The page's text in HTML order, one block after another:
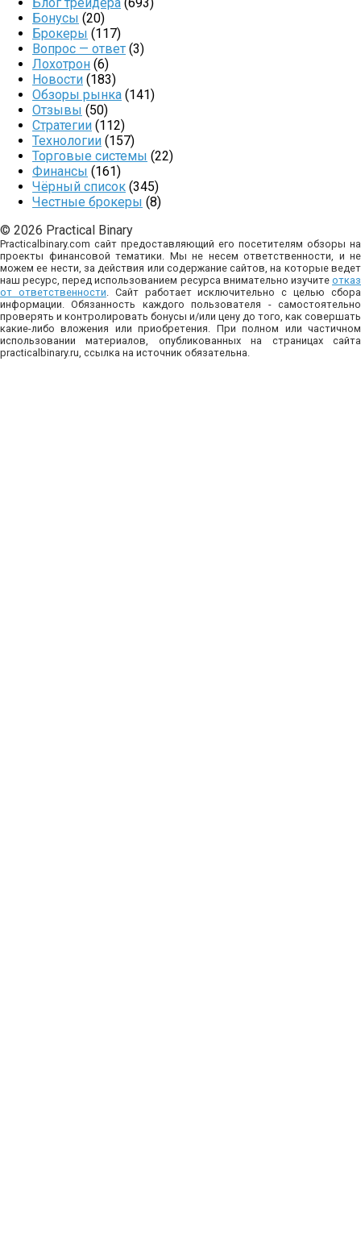
Бонусы (20)
Брокеры (117)
Вопрос — ответ (3)
Лохотрон (6)
Новости (183)
Обзоры рынка (141)
Отзывы (50)
Стратегии (112)
Технологии (157)
Торговые системы (22)
Финансы (161)
Чёрный список (345)
Честные брокеры (8)
© 2026 Practical Binary
Practicalbinary.com сайт предоставляющий его посетителям обзоры на
проекты финансовой тематики. Мы не несем ответственности, и не
можем ее нести, за действия или содержание сайтов, на которые ведет
наш ресурс, перед использованием ресурса внимательно изучите отказ
от ответственности . Сайт работает исключительно с целью сбора
информации. Обязанность каждого пользователя - самостоятельно
проверять и контролировать бонусы и/или цену до того, как совершать
какие-либо вложения или приобретения. При полном или частичном
использовании материалов, опубликованных на страницах сайта
practicalbinary.ru, ссылка на источник обязательна.